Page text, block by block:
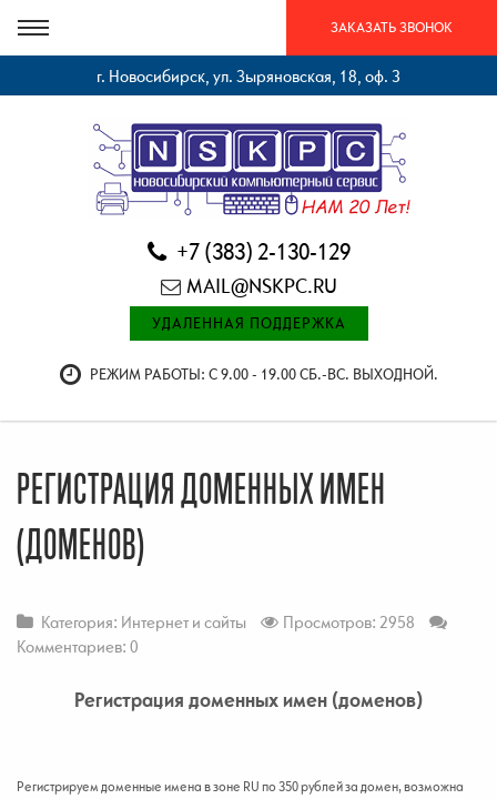
ЗАКАЗАТЬ ЗВОНОК
г. Новосибирск, ул. Зыряновская, 18, оф. 3
+7 (383) 2-130-129
MAIL@NSKPC.RU
УДАЛЕННАЯ ПОДДЕРЖКА
РЕЖИМ РАБОТЫ: С 9.00 - 19.00 СБ.-ВС. ВЫХОДНОЙ.
РЕГИСТРАЦИЯ ДОМЕННЫХ ИМЕН
(ДОМЕНОВ)
Категория: Интернет и сайты
Просмотров: 2958
Комментариев: 0
Регистрация доменных имен (доменов)
Регистрируем доменные имена в зоне RU по 350 рублей за домен, возможна